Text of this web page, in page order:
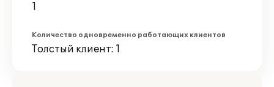
1
Количество одновременно работающих клиентов
Толстый клиент: 1